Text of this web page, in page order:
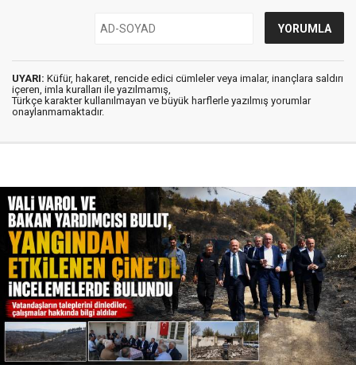
UYARI: Küfür, hakaret, rencide edici cümleler veya imalar, inançlara saldırı
içeren, imla kuralları ile yazılmamış,
Türkçe karakter kullanılmayan ve büyük harflerle yazılmış yorumlar
onaylanmamaktadır.